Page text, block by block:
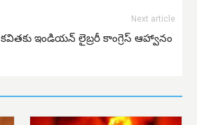
Next article
కవితకు ఇండియన్ లైబ్రరీ కాంగ్రెస్ ఆహ్వానం